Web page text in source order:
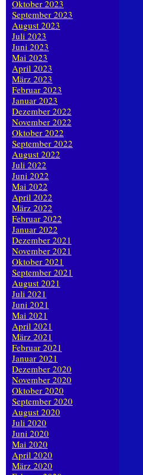
Oktober 2023
September 2023
August 2023
Juli 2023
Juni 2023
Mai 2023
April 2023
März 2023
Februar 2023
Januar 2023
Dezember 2022
November 2022
Oktober 2022
September 2022
August 2022
Juli 2022
Juni 2022
Mai 2022
April 2022
März 2022
Februar 2022
Januar 2022
Dezember 2021
November 2021
Oktober 2021
September 2021
August 2021
Juli 2021
Juni 2021
Mai 2021
April 2021
März 2021
Februar 2021
Januar 2021
Dezember 2020
November 2020
Oktober 2020
September 2020
August 2020
Juli 2020
Juni 2020
Mai 2020
April 2020
März 2020